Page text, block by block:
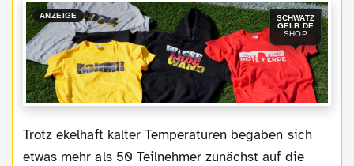
ANZEIGE
SCHWATZ
GELB.DE
SHOP
Trotz ekelhaft kalter Temperaturen begaben sich
etwas mehr als 50 Teilnehmer zunächst auf die